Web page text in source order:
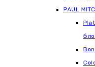
РАUL